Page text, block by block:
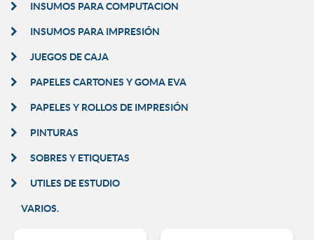
INSUMOS PARA COMPUTACION
INSUMOS PARA IMPRESIÓN
JUEGOS DE CAJA
PAPELES CARTONES Y GOMA EVA
PAPELES Y ROLLOS DE IMPRESIÓN
PINTURAS
SOBRES Y ETIQUETAS
UTILES DE ESTUDIO
VARIOS.